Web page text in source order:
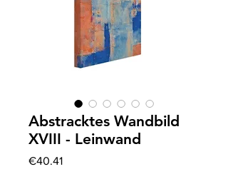
Abstracktes Wandbild
XVIII - Leinwand
€40.41Price